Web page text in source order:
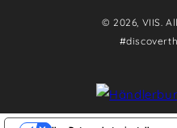
© 2026, VIIS.